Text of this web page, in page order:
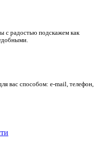
с радостью подскажем как
вас способом: e-mail, телефон,